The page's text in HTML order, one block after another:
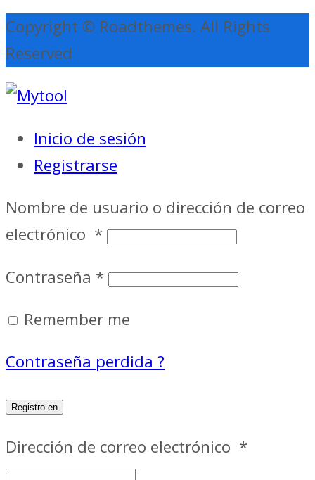
Copyright © Roadthemes. All Rights
Reserved
Inicio de sesión
Registrarse
Nombre de usuario o dirección de correo
electrónico *
Contraseña *
Remember me
Contraseña perdida ?
Registro en
Dirección de correo electrónico *